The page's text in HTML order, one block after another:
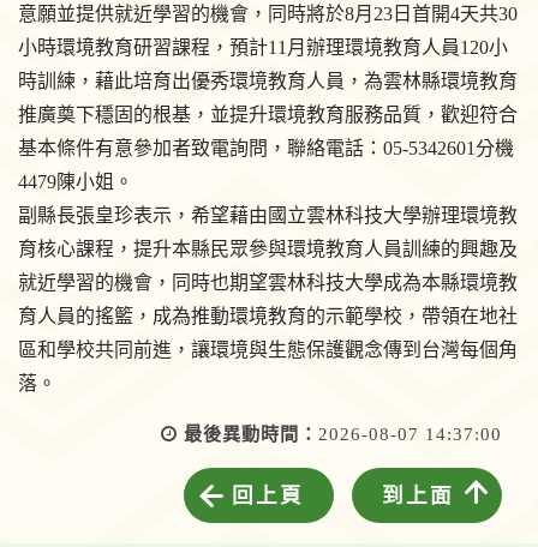
意願並提供就近學習的機會，同時將於8月23日首開4天共30
小時環境教育研習課程，預計11月辦理環境教育人員120小
時訓練，藉此培育出優秀環境教育人員，為雲林縣環境教育
推廣奠下穩固的根基，並提升環境教育服務品質，歡迎符合
基本條件有意參加者致電詢問，聯絡電話：05-5342601分機
4479陳小姐。
副縣長張皇珍表示，希望藉由國立雲林科技大學辦理環境教
育核心課程，提升本縣民眾參與環境教育人員訓練的興趣及
就近學習的機會，同時也期望雲林科技大學成為本縣環境教
育人員的搖籃，成為推動環境教育的示範學校，帶領在地社
區和學校共同前進，讓環境與生態保護觀念傳到台灣每個角
落。
最後異動時間： 2026-08-07 14:37:00
回上頁 到上面